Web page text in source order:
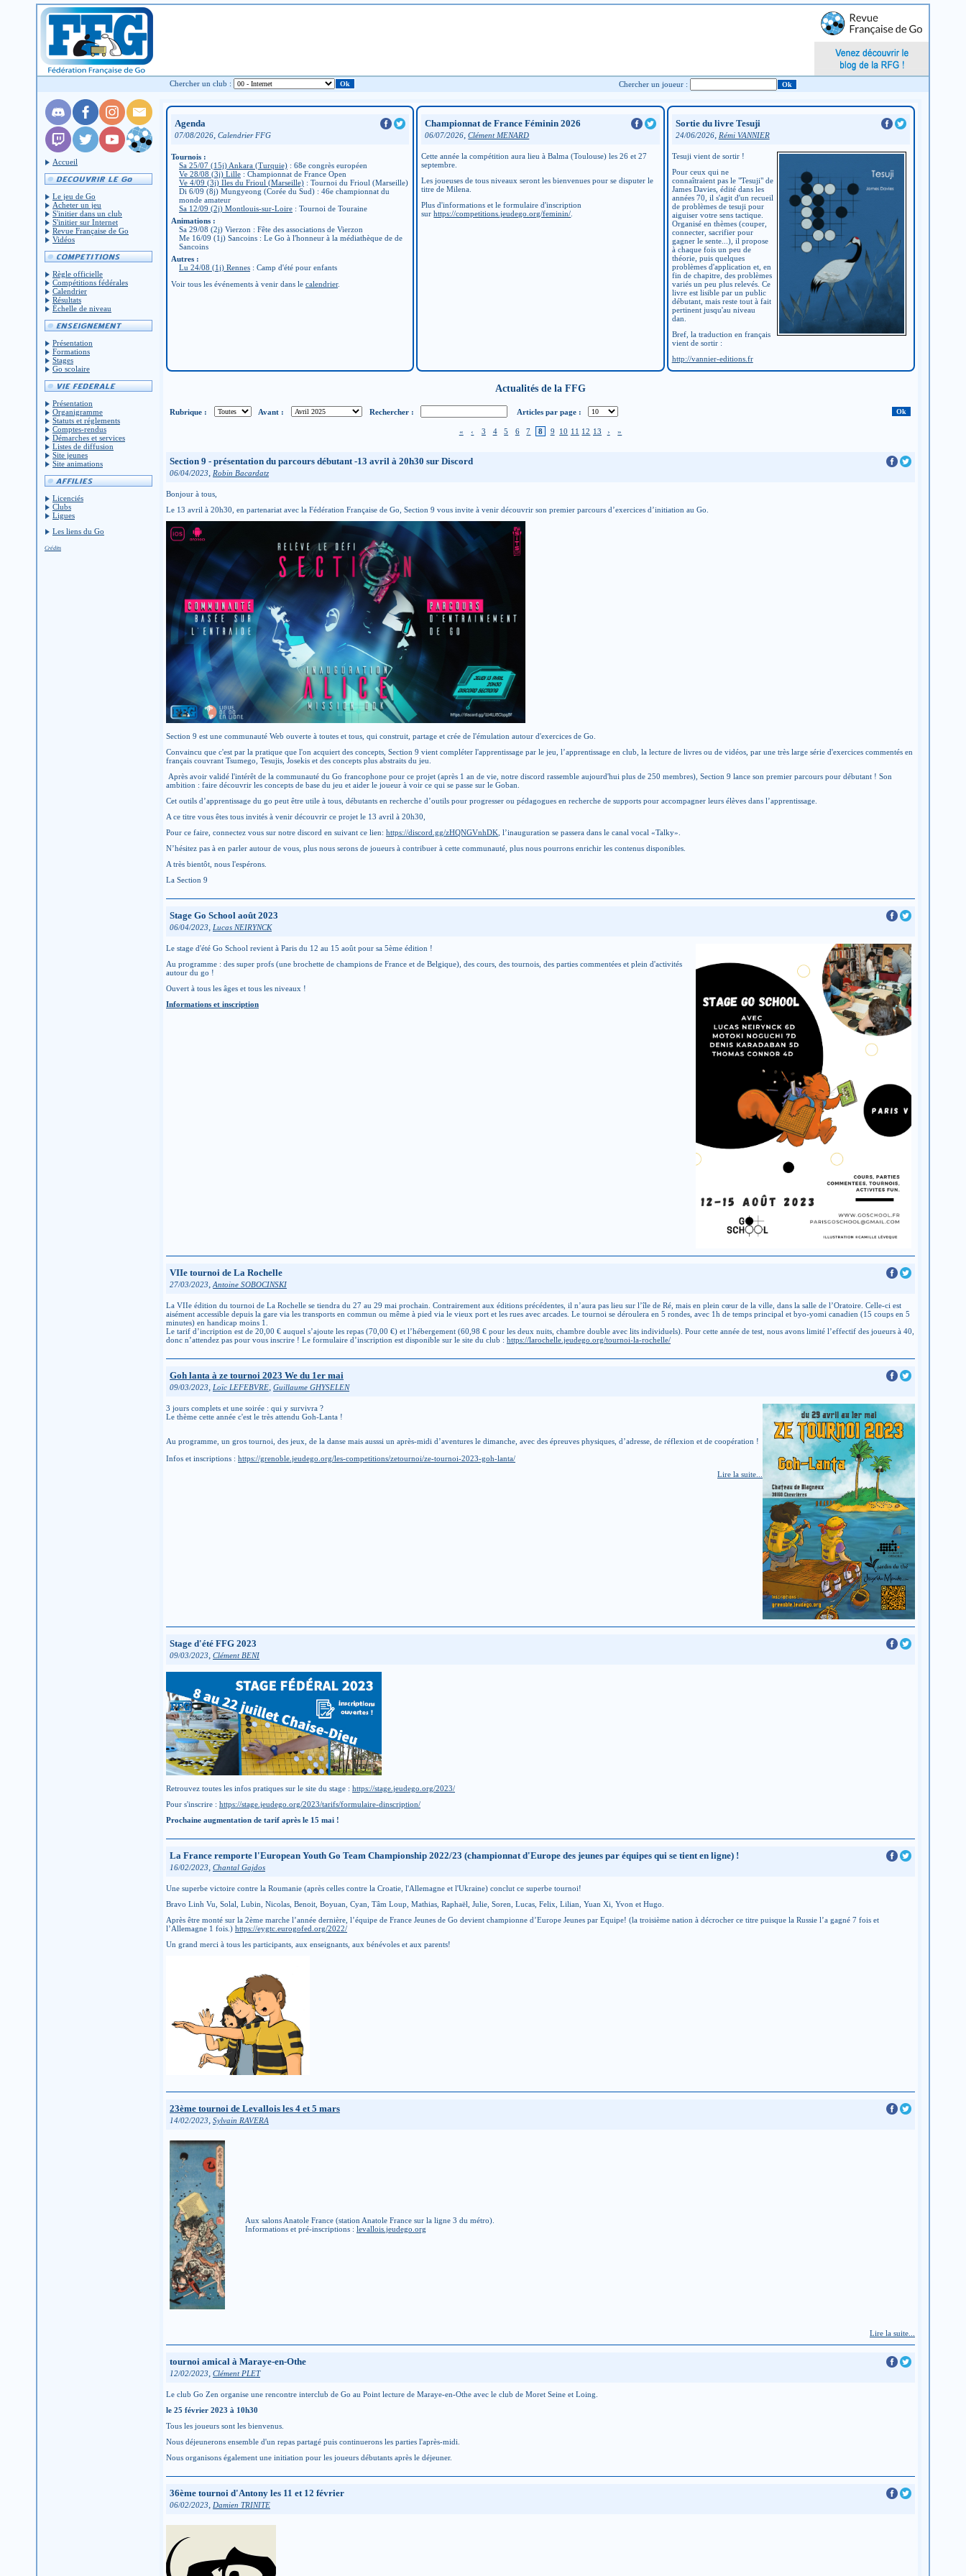
Chercher un club : Chercher un joueur :
Accueil
Le jeu de Go
Acheter un jeu
S'initier dans un club
S'initier sur Internet
Revue Française de Go
Vidéos
Règle officielle
Compétitions fédérales
Calendrier
Résultats
Échelle de niveau
Présentation
Formations
Stages
Go scolaire
Présentation
Organigramme
Statuts et réglements
Comptes-rendus
Démarches et services
Listes de diffusion
Site jeunes
Site animations
Licenciés
Clubs
Ligues
Les liens du Go
Crédits
Agenda
07/08/2026, Calendrier FFG
Tournois :
Sa 25/07 (15j) Ankara (Turquie) : 68e congrès européen
Ve 28/08 (3j) Lille : Championnat de France Open
Ve 4/09 (3j) Iles du Frioul (Marseille) : Tournoi du Frioul (Marseille)
Di 6/09 (8j) Mungyeong (Corée du Sud) : 46e championnat du
monde amateur
Sa 12/09 (2j) Montlouis-sur-Loire : Tournoi de Touraine
Animations :
Sa 29/08 (2j) Vierzon : Fête des associations de Vierzon
Me 16/09 (1j) Sancoins : Le Go à l'honneur à la médiathèque de de
Sancoins
Autres :
Lu 24/08 (1j) Rennes : Camp d'été pour enfants
Voir tous les événements à venir dans le calendrier.
Championnat de France Féminin 2026
06/07/2026,Clément MENARD
Cette année la compétition aura lieu à Balma (Toulouse) les 26 et 27
septembre.
Les joueuses de tous niveaux seront les bienvenues pour se disputer le
titre de Milena.
Plus d'informations et le formulaire d'inscription
surhttps://competitions.jeudego.org/feminin/
Sortie du livre Tesuji
24/06/2026, Rémi VANNIER
Tesuji vient de sortir !
Pour ceux qui ne
connaîtraient pas le "Tesuji" de
James Davies, édité dans les
années 70, il s'agit d'un recueil
de problèmes de tesuji pour
aiguiser votre sens tactique.
Organisé en thèmes (couper,
connecter, sacrifier pour
gagner le sente...), il propose
à chaque fois un peu de
théorie, puis quelques
problèmes d'application et, en
fin de chapitre, des problèmes
variés un peu plus relevés. Ce
livre est lisible par un public
débutant, mais reste tout à fait
pertinent jusqu'au niveau
dan.
Bref, la traduction en français
vient de sortir :
http://vannier-editions.fr
Actualités de la FFG
Rubrique : Avant : Rechercher : Articles par page :
« ‹ 3 4 5 6 7 8 9 10 11 12 13 › »
Section 9 - présentation du parcours débutant -13 avril à 20h30 sur Discord
06/04/2023, Robin Bacardatz
Bonjour à tous,
Le 13 avril à 20h30, en partenariat avec la Fédération Française de Go, Section 9 vous invite à venir découvrir son premier parcours d’exercices d’initiation au Go.
Section 9 est une communauté Web ouverte à toutes et tous, qui construit, partage et crée de l'émulation autour d'exercices de Go.
Convaincu que c'est par la pratique que l'on acquiert des concepts, Section 9 vient compléter l'apprentissage par le jeu, l’apprentissage en club, la lecture de livres ou de vidéos, par une très large série d'exercices commentés en
français couvrant Tsumego, Tesujis, Josekis et des concepts plus abstraits du jeu.
Après avoir validé l'intérêt de la communauté du Go francophone pour ce projet (après 1 an de vie, notre discord rassemble aujourd'hui plus de 250 membres), Section 9 lance son premier parcours pour débutant ! Son
ambition : faire découvrir les concepts de base du jeu et aider le joueur à voir ce qui se passe sur le Goban.
Cet outils d’apprentissage du go peut être utile à tous, débutants en recherche d’outils pour progresser ou pédagogues en recherche de supports pour accompagner leurs élèves dans l’apprentissage.
A ce titre vous êtes tous invités à venir découvrir ce projet le 13 avril à 20h30,
Pour ce faire, connectez vous sur notre discord en suivant ce lien: https://discord.gg/zHQNGVnhDK , l’inauguration se passera dans le canal vocal «Talky».
N’hésitez pas à en parler autour de vous, plus nous serons de joueurs à contribuer à cette communauté, plus nous pourrons enrichir les contenus disponibles.
A très bientôt, nous l'espérons.
La Section 9
Stage Go School août 2023
06/04/2023, Lucas NEIRYNCK
Le stage d'été Go School revient à Paris du 12 au 15 août pour sa 5ème édition !
Au programme : des super profs (une brochette de champions de France et de Belgique), des cours, des tournois, des parties commentées et plein d'activités
autour du go !
Ouvert à tous les âges et tous les niveaux !
Informations et inscription
VIIe tournoi de La Rochelle
27/03/2023,Antoine SOBOCINSKI
La VIIe édition du tournoi de La Rochelle se tiendra du 27 au 29 mai prochain. Contrairement aux éditions précédentes, il n’aura pas lieu sur l’île de Ré, mais en plein cœur de la ville, dans la salle de l’Oratoire. Celle-ci est
aisément accessible depuis la gare via les transports en commun ou même à pied via le vieux port et les rues avec arcades. Le tournoi se déroulera en 5 rondes, avec 1h de temps principal et byo-yomi canadien (15 coups en 5
minutes) en handicap moins 1.
Le tarif d’incription est de 20,00 € auquel s’ajoute les repas (70,00 €) et l’hébergement (60,98 € pour les deux nuits, chambre double avec lits individuels). Pour cette année de test, nous avons limité l’effectif des joueurs à 40,
donc n’attendez pas pour vous inscrire ! Le formulaire d’inscription est disponible sur le site du club : https://larochelle.jeudego.org/tournoi-la-rochelle/
Goh lanta à ze tournoi 2023 We du 1er mai
09/03/2023, Loïc LEFEBVRE, Guillaume GHYSELEN
3 jours complets et une soirée : qui y survivra ?
Le thème cette année c'est le très attendu Goh-Lanta !
Au programme, un gros tournoi, des jeux, de la danse mais ausssi un après-midi d’aventures le dimanche, avec des épreuves physiques, d’adresse, de réflexion et de coopération !
Infos et inscriptions : https://grenoble.jeudego.org/les-competitions/zetournoi/ze-tournoi-2023-goh-lanta/
Lire la suite...
Stage d'été FFG 2023
09/03/2023, Clément BENI
Retrouvez toutes les infos pratiques sur le site du stage : https://stage.jeudego.org/2023/
Pour s'inscrire : https://stage.jeudego.org/2023/tarifs/formulaire-dinscription/
Prochaine augmentation de tarif après le 15 mai !
La France remporte l'European Youth Go Team Championship 2022/23 (championnat d'Europe des jeunes par équipes qui se tient en ligne) !
16/02/2023, Chantal Gajdos
Une superbe victoire contre la Roumanie (après celles contre la Croatie, l'Allemagne et l'Ukraine) conclut ce superbe tournoi!
Bravo Linh Vu, Solal, Lubin, Nicolas, Benoit, Boyuan, Cyan, Tâm Loup, Mathias, Raphaël, Julie, Soren, Lucas, Felix, Lilian, Yuan Xi, Yvon et Hugo.
Après être monté sur la 2ème marche l’année dernière, l’équipe de France Jeunes de Go devient championne d’Europe Jeunes par Equipe! (la troisième nation à décrocher ce titre puisque la Russie l’a gagné 7 fois et
l’Allemagne 1 fois.) https://eygtc.eurogofed.org/2022/
Un grand merci à tous les participants, aux enseignants, aux bénévoles et aux parents!
23ème tournoi de Levallois les 4 et 5 mars
14/02/2023 Sylvain RAVERA
Aux salons Anatole France (station Anatole France sur la ligne 3 du métro).
Informations et pré-inscriptions : levallois.jeudego.org
Lire la suite...
tournoi amical à Maraye-en-Othe
12/02/2023 Clément PLET
Le club Go Zen organise une rencontre interclub de Go au Point lecture de Maraye-en-Othe avec le club de Moret Seine et Loing.
le 25 février 2023 à 10h30
Tous les joueurs sont les bienvenus.
Nous déjeunerons ensemble d'un repas partagé puis continuerons les parties l'après-midi.
Nous organisons également une initiation pour les joueurs débutants après le déjeuner.
36ème tournoi d'Antony les 11 et 12 février
06/02/2023 Damien TRINITE